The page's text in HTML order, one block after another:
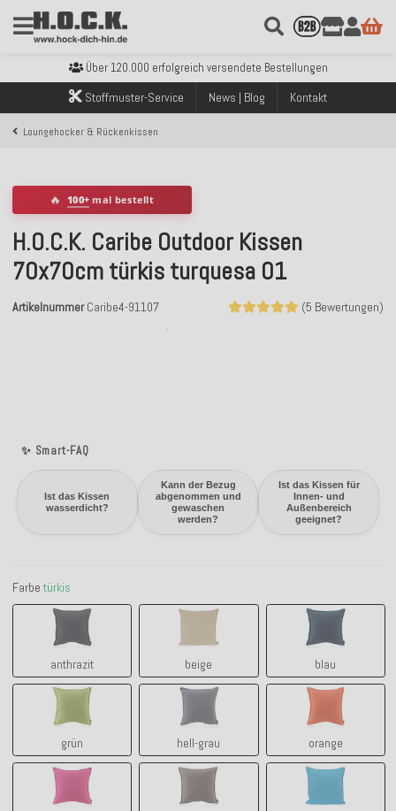
Über 120.000 erfolgreich versendete Bestellungen
Sicher bezahlen mit Klarna, PayPal & Amazon Pay
Kostenloser Versand innerhalb Deutschlands ab 99€ Bestellwert
Über 120.000 erfolgreich versendete Bestellungen
Sicher bezahlen mit Klarna, PayPal & Amazon Pay
Stoffmuster-Service News | Blog Kontakt
Loungehocker & Rückenkissen
✨ Smart-FAQ
Ist das Kissen
wasserdicht?
Kann der Bezug
abgenommen und
gewaschen
werden?
Ist das Kissen für
Innen- und
Außenbereich
geeignet?
🔥 100+ mal bestellt
H.O.C.K. Caribe Outdoor Kissen
70x70cm türkis turquesa 01
(5 Bewertungen)
Artikelnummer Caribe4-91107
Farbe türkis
anthrazit
anthrazit
beige
beige
blau
blau
grün
grün
hell-grau
hell-grau
orange
orange
pink taupe türkis